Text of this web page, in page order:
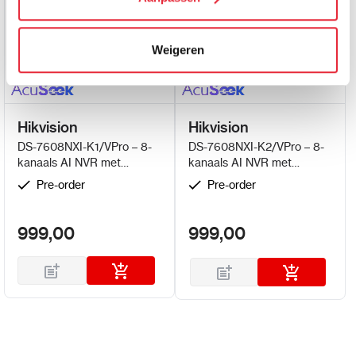
kunnen ontvangen en verwerken.
Weigeren
Hikvision
DS-7608NXI-K1/VPro – 8-
kanaals AI NVR met
AcuSeek en Guanlan AI
Pre-order
999,00
Hikvision
DS-7608NXI-K2/VPro – 8-
kanaals AI NVR met
AcuSeek en Guanlan AI
Pre-order
999,00